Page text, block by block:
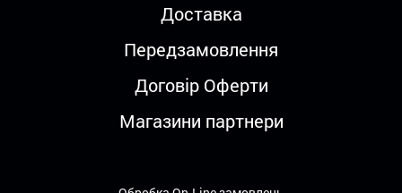
Доставка
Передзамовлення
Договір Оферти
Магазини партнери